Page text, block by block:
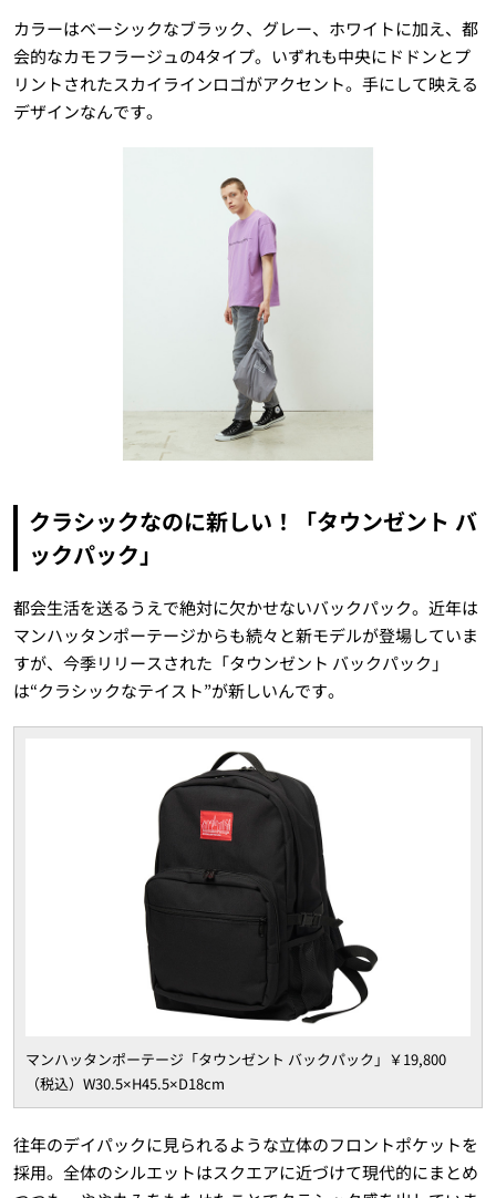
カラーはベーシックなブラック、グレー、ホワイトに加え、都
会的なカモフラージュの4タイプ。いずれも中央にドドンとプ
リントされたスカイラインロゴがアクセント。手にして映える
デザインなんです。
クラシックなのに新しい！「タウンゼント バ
ックパック」
都会生活を送るうえで絶対に欠かせないバックパック。近年は
マンハッタンポーテージからも続々と新モデルが登場していま
すが、今季リリースされた「タウンゼント バックパック」
は“クラシックなテイスト”が新しいんです。
マンハッタンポーテージ「タウンゼント バックパック」￥19,800
（税込）W30.5×H45.5×D18cm
往年のデイパックに見られるような立体のフロントポケットを
採用。全体のシルエットはスクエアに近づけて現代的にまとめ